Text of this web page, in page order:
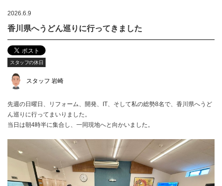
2026.6.9
香川県へうどん巡りに行ってきました
スタッフの休日
スタッフ 岩崎
先週の日曜日、リフォーム、開発、IT、そして私の総勢8名で、香川県へうど
ん巡りに行ってまいりました。
当日は朝4時半に集合し、一同現地へと向かいました。